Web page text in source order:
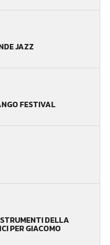
JAZZ
FESTIVAL
DELLA
PER GIACOMO